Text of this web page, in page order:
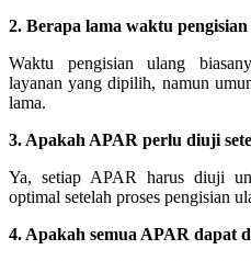
2. Berapa lama waktu
Waktu pengisian ulang
layanan yang dipilih, namun
lama.
3. Apakah APAR perlu diuji
Ya, setiap APAR harus diuji
optimal setelah proses pengisian
4. Apakah semua APAR dapat